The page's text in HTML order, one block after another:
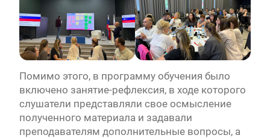
Помимо этого, в программу обучения было
включено занятие-рефлексия, в ходе которого
слушатели представляли свое осмысление
полученного материала и задавали
преподавателям дополнительные вопросы, а